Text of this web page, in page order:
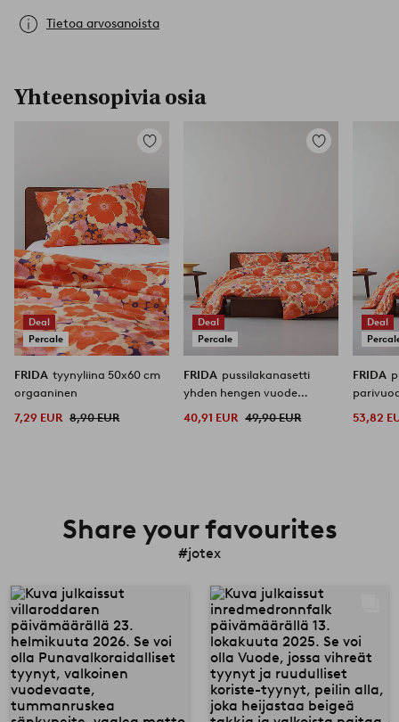
Tietoa arvosanoista
Yhteensopivia osia
Deal
Percale
Lisää
FRIDA tyynyliina 50x60 cm
orgaaninen
7,29 EUR 8,90 EUR
Deal
Percale
Lisää
FRIDA pussilakanasetti
yhden hengen vuode
40,91 EUR 49,90 EUR
Deal
FRIDA
53,82
Share your favourites
#jotex